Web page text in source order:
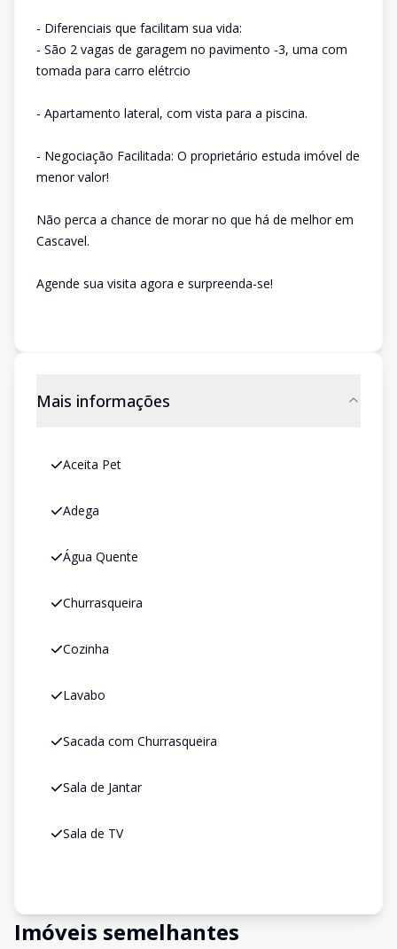
- Diferenciais que facilitam sua vida:
- São 2 vagas de garagem no pavimento -3, uma com
tomada para carro elétrcio
- Apartamento lateral, com vista para a piscina.
- Negociação Facilitada: O proprietário estuda imóvel de
menor valor!
Não perca a chance de morar no que há de melhor em
Cascavel.
Agende sua visita agora e surpreenda-se!
Mais informações
Aceita Pet
Adega
Água Quente
Churrasqueira
Cozinha
Lavabo
Sacada com Churrasqueira
Sala de Jantar
Sala de TV
Imóveis semelhantes